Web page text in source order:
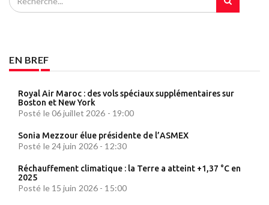
EN BREF
Royal Air Maroc : des vols spéciaux supplémentaires sur
Boston et New York
Posté le 06 juillet 2026 - 19:00
Sonia Mezzour élue présidente de l’ASMEX
Posté le 24 juin 2026 - 12:30
Réchauffement climatique : la Terre a atteint +1,37 °C en
2025
Posté le 15 juin 2026 - 15:00